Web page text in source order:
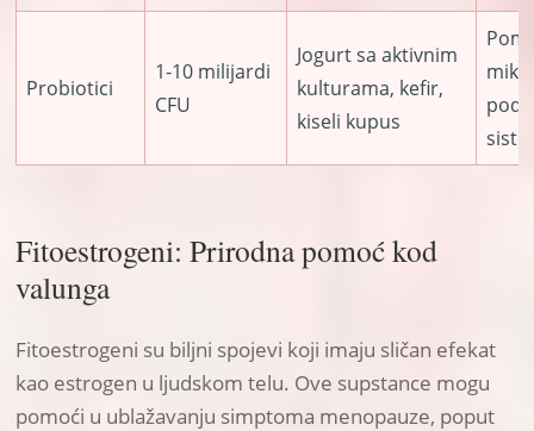
Probiotici
1-10 milijardi
CFU
Jogurt sa aktivnim
kulturama, kefir,
kiseli kupus
Fitoestrogeni: Prirodna pomoć kod
valunga
Fitoestrogeni su biljni spojevi koji imaju sličan efekat
kao estrogen u ljudskom telu. Ove supstance mogu
pomoći u ublažavanju simptoma menopauze, poput